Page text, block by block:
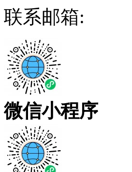
联系邮箱:
微信小程序